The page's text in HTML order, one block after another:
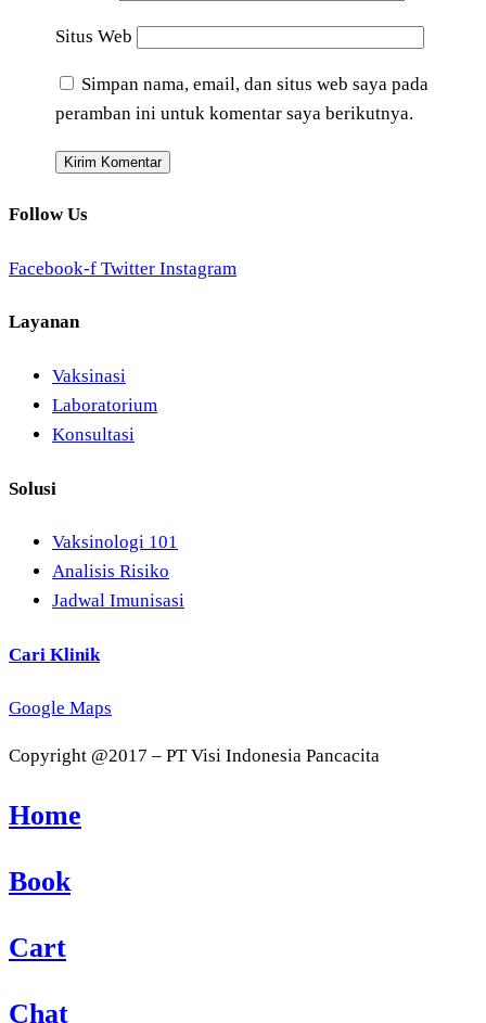
Situs Web
Simpan nama, email, dan situs web saya pada
peramban ini untuk komentar saya berikutnya.
Follow Us
Facebook-f Twitter Instagram
Layanan
Vaksinasi
Laboratorium
Konsultasi
Solusi
Vaksinologi 101
Analisis Risiko
Jadwal Imunisasi
Cari Klinik
Google Maps
Copyright @2017 – PT Visi Indonesia Pancacita
Home
Book
Cart
Chat